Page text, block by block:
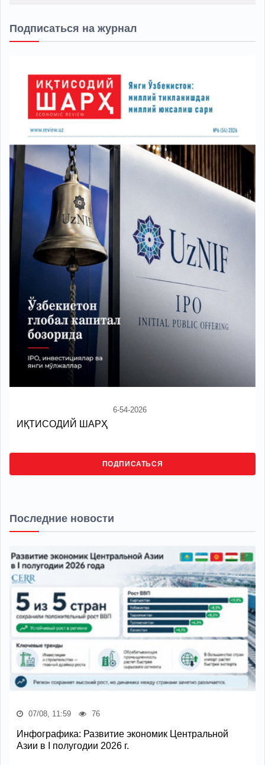
Подписаться на журнал
6-54-2026
ИҚТИСОДИЙ ШАРҲ
ПОДПИСАТЬСЯ
Последние новости
07/08, 11:59 76
Инфографика: Развитие экономик Центральной
Азии в I полугодии 2026 г.